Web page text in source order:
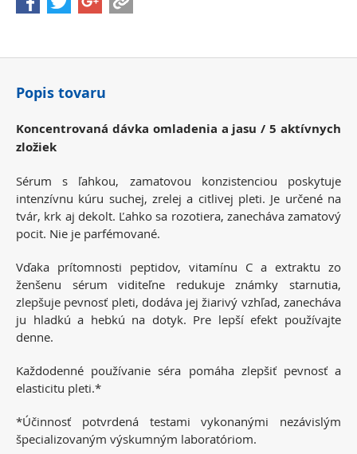
Popis tovaru
Koncentrovaná dávka omladenia a jasu / 5 aktívnych
zložiek
Sérum s ľahkou, zamatovou konzistenciou poskytuje
intenzívnu kúru suchej, zrelej a citlivej pleti. Je určené na
tvár, krk aj dekolt. Ľahko sa rozotiera, zanecháva zamatový
pocit. Nie je parfémované.
Vďaka prítomnosti peptidov, vitamínu C a extraktu zo
ženšenu sérum viditeľne redukuje známky starnutia,
zlepšuje pevnosť pleti, dodáva jej žiarivý vzhľad, zanecháva
ju hladkú a hebkú na dotyk. Pre lepší efekt používajte
denne.
Každodenné používanie séra pomáha zlepšiť pevnosť a
elasticitu pleti.*
*Účinnosť potvrdená testami vykonanými nezávislým
špecializovaným výskumným laboratóriom.